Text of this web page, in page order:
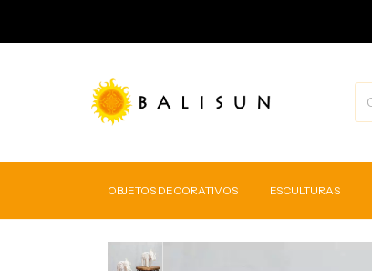
OBJETOS DECORATIVOS ESCULTURAS